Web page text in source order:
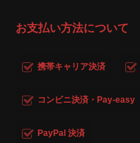
お支払い方法について
携帯キャリア決済
コンビニ決済・Pay-easy
PayPal 決済